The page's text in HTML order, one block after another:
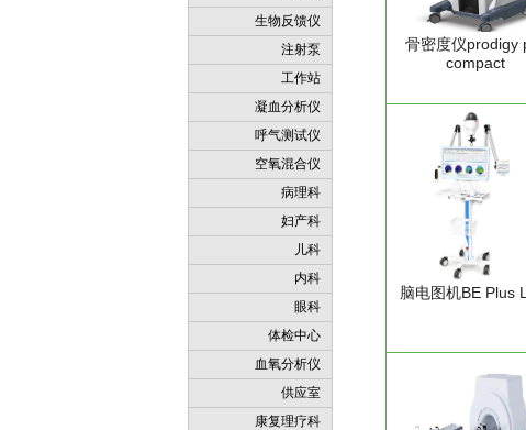
生物反馈仪
注射泵
工作站
凝血分析仪
呼气测试仪
空氧混合仪
病理科
妇产科
儿科
内科
眼科
体检中心
血氧分析仪
供应室
康复理疗科
骨密度仪prodigy
compact
脑电图机BE Plus